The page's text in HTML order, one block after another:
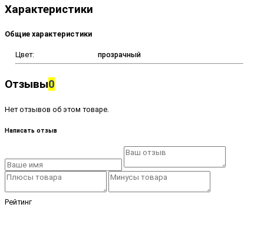
Характеристики
Общие характеристики
Цвет: прозрачный
Отзывы0
Нет отзывов об этом товаре.
Написать отзыв
Рейтинг